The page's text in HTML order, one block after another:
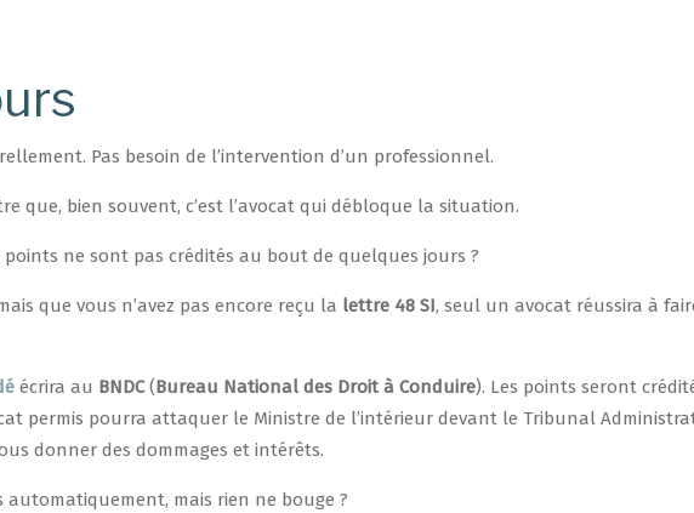
Pas besoin de l’intervention d’un professionnel.
que, bien souvent, c’est l’avocat qui débloque la situation.
ne sont pas crédités au bout de quelques jours ?
que vous n’avez pas encore reçu la lettre 48 SI, seul un avocat réussira à
écrira au BNDC(Bureau National des Droit à Conduire). Les points seront
permis pourra attaquer le Ministre de l’intérieur devant le Tribunal
donner des dommages et intérêts.
automatiquement, mais rien ne bouge ?